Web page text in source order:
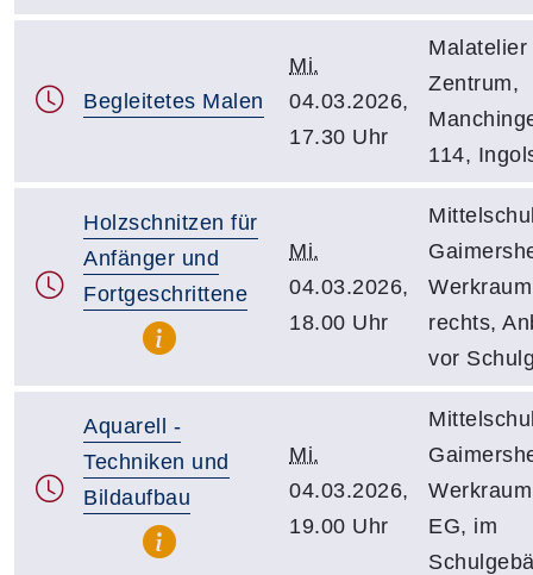
Begleitetes Malen
Mi.
04.03.2026,
17.30 Uhr
Malatelier
Zentrum,
114,
Holzschnitzen für
Anfänger und
Fortgeschrittene
Mi.
04.03.2026,
18.00 Uhr
rechts,
vor
Aquarell -
Techniken und
Bildaufbau
Mi.
04.03.2026,
19.00 Uhr
EG, im